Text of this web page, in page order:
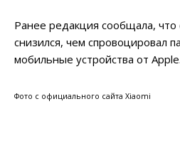
Ранее редакция сообщала, что
снизился, чем спровоцировал
мобильные устройства от Apple.
Фото с официального сайта Xiaomi